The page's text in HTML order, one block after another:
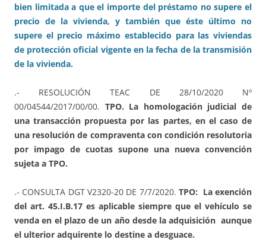
bien limitada a que el importe del préstamo no supere el
precio de la vivienda, y también que éste último no
supere el precio máximo establecido para las viviendas
de protección oficial vigente en la fecha de la transmisión
de la vivienda.
.- RESOLUCIÓN TEAC DE 28/10/2020 Nº
00/04544/2017/00/00. TPO. La homologación judicial de
una transacción propuesta por las partes, en el caso de
una resolución de compraventa con condición resolutoria
por impago de cuotas supone una nueva convención
sujeta a TPO.
.- CONSULTA DGT V2320-20 DE 7/7/2020. TPO: La exención
del art. 45.I.B.17 es aplicable siempre que el vehículo se
venda en el plazo de un año desde la adquisición aunque
el ulterior adquirente lo destine a desguace.